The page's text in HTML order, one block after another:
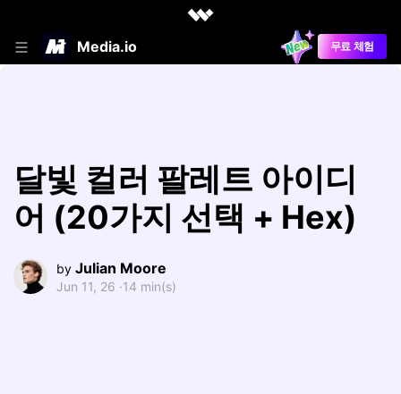
Media.io 무료 체험
달빛 컬러 팔레트 아이디
어 (20가지 선택 + Hex)
by Julian Moore
Jun 11, 26 ·14 min(s)